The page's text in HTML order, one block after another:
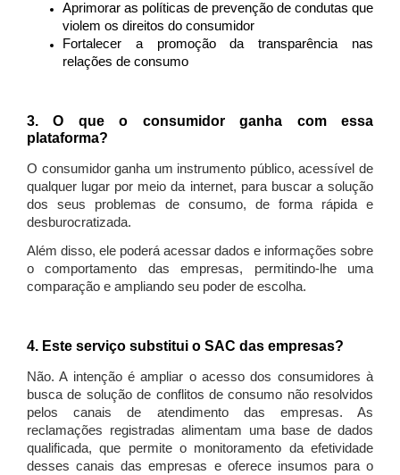
Aprimorar as políticas de prevenção de condutas que
violem os direitos do consumidor
Fortalecer a promoção da transparência nas
relações de consumo
3. O que o consumidor ganha com essa
plataforma?
O consumidor ganha um instrumento público, acessível de
qualquer lugar por meio da internet, para buscar a solução
dos seus problemas de consumo, de forma rápida e
desburocratizada.
Além disso, ele poderá acessar dados e informações sobre
o comportamento das empresas, permitindo-lhe uma
comparação e ampliando seu poder de escolha.
4. Este serviço substitui o SAC das empresas?
Não. A intenção é ampliar o acesso dos consumidores à
busca de solução de conflitos de consumo não resolvidos
pelos canais de atendimento das empresas. As
reclamações registradas alimentam uma base de dados
qualificada, que permite o monitoramento da efetividade
desses canais das empresas e oferece insumos para o